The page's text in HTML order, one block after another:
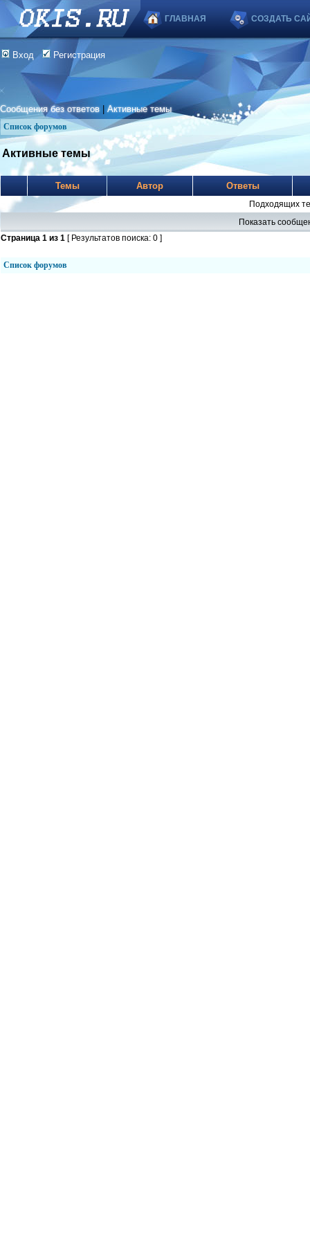
ГЛАВНАЯ СОЗДАТЬ
Вход Регистрация
Сообщения без ответов |Активные темы
Список форумов
Активные темы
Темы Автор Ответы
Подходящих
Показать
Страница 1 из 1 [ Результатов поиска: 0 ]
Список форумов